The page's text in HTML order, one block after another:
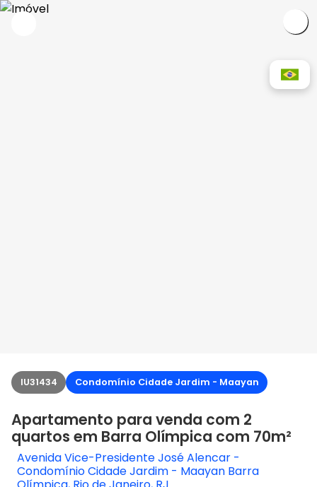
IU31434 Condomínio Cidade Jardim - Maayan
Apartamento para venda com 2
quartos em Barra Olímpica com 70m²
Avenida Vice-Presidente José Alencar -
Condomínio Cidade Jardim - Maayan Barra